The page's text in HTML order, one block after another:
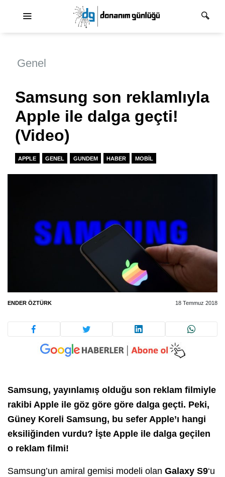
Genel
Samsung son reklamlıyla
Apple ile dalga geçti!
(Video)
APPLE GENEL GUNDEM HABER MOBIL
ENDER ÖZTÜRK 18 Temmuz 2018
Samsung, yayınlamış olduğu son reklam filmiyle
rakibi Apple ile göz göre göre dalga geçti. Peki,
Güney Koreli Samsung, bu sefer Apple’ı hangi
eksiliğinden vurdu? İşte Apple ile dalga geçilen
o reklam filmi!
Samsung’un amiral gemisi modeli olan Galaxy S9‘u